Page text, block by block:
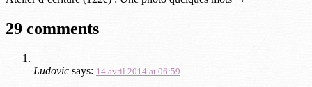
29 comments
Ludovic says: 14 avril 2014 at 06:59